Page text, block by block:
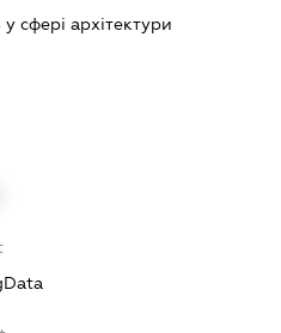
у сфері архітектури